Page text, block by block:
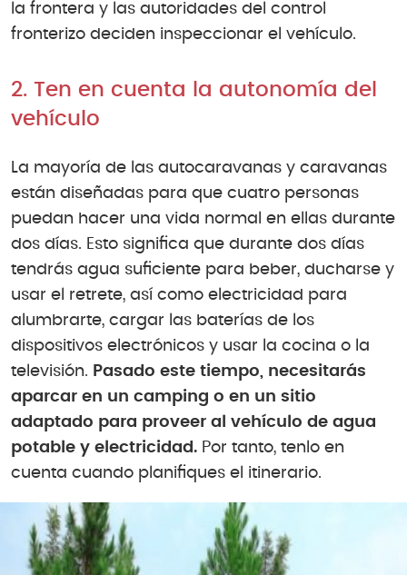
la frontera y las autoridades del control
fronterizo deciden inspeccionar el vehículo.
2. Ten en cuenta la autonomía del
vehículo
La mayoría de las autocaravanas y caravanas
están diseñadas para que cuatro personas
puedan hacer una vida normal en ellas durante
dos días. Esto significa que durante dos días
tendrás agua suficiente para beber, ducharse y
usar el retrete, así como electricidad para
alumbrarte, cargar las baterías de los
dispositivos electrónicos y usar la cocina o la
televisión. Pasado este tiempo, necesitarás
aparcar en un camping o en un sitio
adaptado para proveer al vehículo de agua
potable y electricidad. Por tanto, tenlo en
cuenta cuando planifiques el itinerario.